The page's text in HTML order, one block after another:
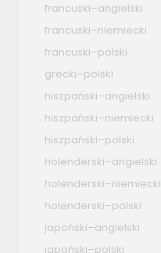
francuski–angielski
francuski–niemiecki
francuski–polski
grecki–polski
hiszpański–angielski
hiszpański–niemiecki
hiszpański–polski
holenderski–angielski
holenderski–niemiecki
holenderski–polski
japoński–angielski
japoński–polski